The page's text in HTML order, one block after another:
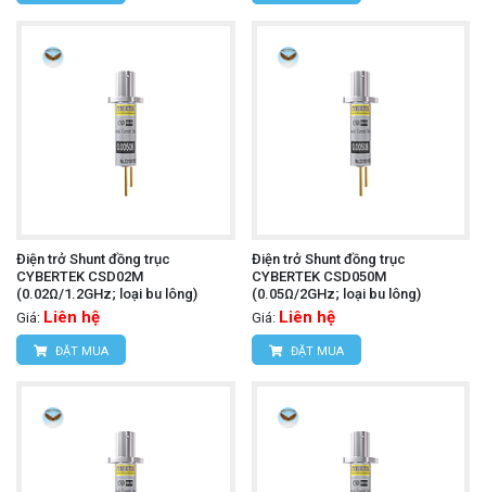
Điện trở Shunt đồng trục
CYBERTEK CSD02M
(0.02Ω/1.2GHz; loại bu lông)
Giá: Liên hệ
ĐẶT MUA
Điện trở Shunt đồng trục
CYBERTEK CSD050M
(0.05Ω/2GHz; loại bu lông)
Giá: Liên hệ
ĐẶT MUA